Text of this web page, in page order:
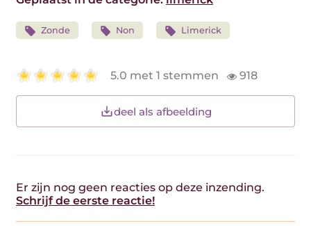
Zonde Non Limerick
5.0 met 1 stemmen 918
deel als afbeelding
Er zijn nog geen reacties op deze inzending.
Schrijf de eerste reactie!